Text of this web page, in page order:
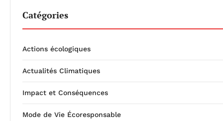
Catégories
Actions écologiques
Actualités Climatiques
Impact et Conséquences
Mode de Vie Écoresponsable